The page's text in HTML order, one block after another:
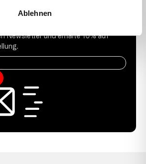
Ablehnen
Newsletter und erhalte 10% auf